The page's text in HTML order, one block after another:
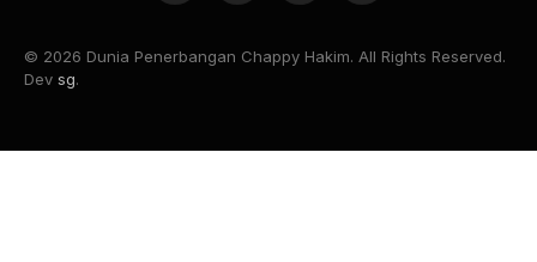
(Twitter)
© 2026 Dunia Penerbangan Chappy Hakim. All Rights Reserved.
Dev sg.